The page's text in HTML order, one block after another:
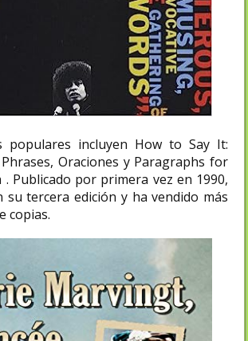
populares incluyen How to Say It:
Oraciones y Paragraphs for
. Publicado por primera vez en 1990,
tercera edición y ha vendido más
copias.